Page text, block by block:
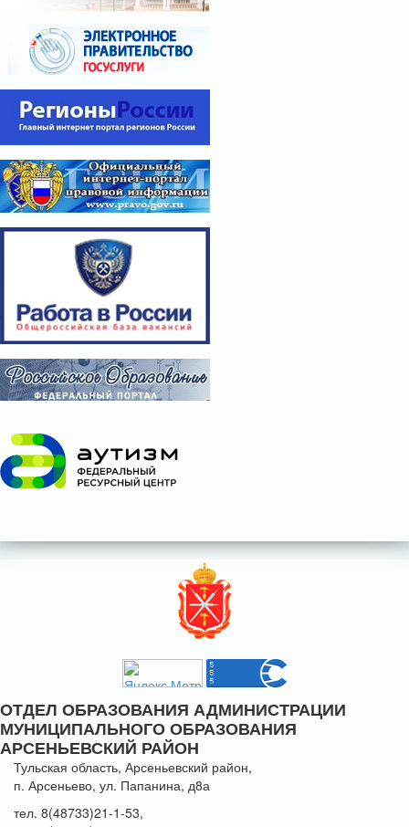
ОТДЕЛ ОБРАЗОВАНИЯ АДМИНИСТРАЦИИ
МУНИЦИПАЛЬНОГО ОБРАЗОВАНИЯ
АРСЕНЬЕВСКИЙ РАЙОН
Тульская область, Арсеньевский район,
п. Арсеньево, ул. Папанина, д8а
тел. 8(48733)21-1-53,